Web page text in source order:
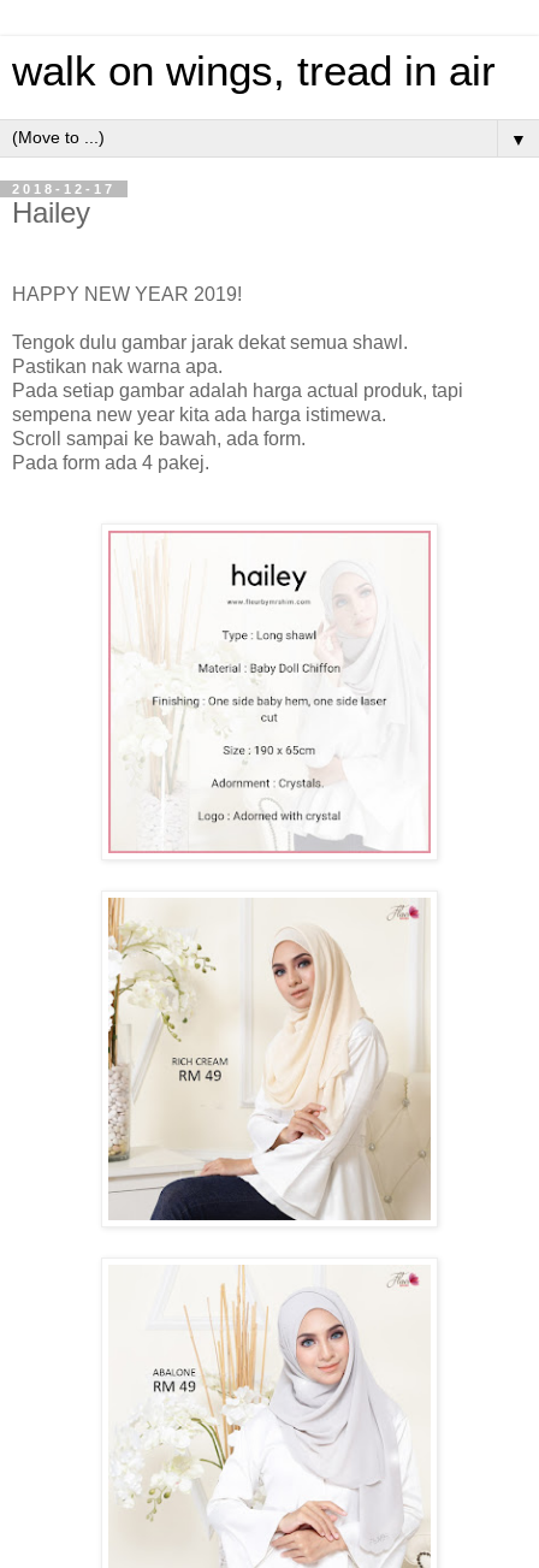
walk on wings, tread in air
▼
2018-12-17
Hailey
HAPPY NEW YEAR 2019!
Tengok dulu gambar jarak dekat semua shawl.
Pastikan nak warna apa.
Pada setiap gambar adalah harga actual produk, tapi
sempena new year kita ada harga istimewa.
Scroll sampai ke bawah, ada form.
Pada form ada 4 pakej.